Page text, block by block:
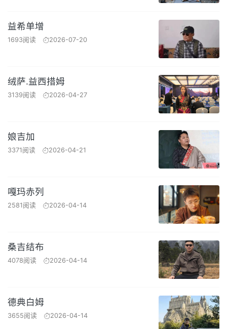
益希单增
1693阅读 2026-07-20
绒萨.益西措姆
3139阅读 2026-04-27
娘吉加
3371阅读 2026-04-21
嘎玛赤列
2581阅读 2026-04-14
桑吉结布
4078阅读 2026-04-14
德典白姆
3655阅读 2026-04-14